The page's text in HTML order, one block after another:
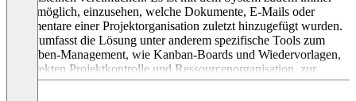
leicht möglich, einzusehen, welche Dokumente, E-Mails oder
Kommentare einer Projektorganisation zuletzt hinzugefügt wurden.
Dafür umfasst die Lösung unter anderem spezifische Tools zum
Aufgaben-Management, wie Kanban-Boards und Wiedervorlagen,
zur direkten Projektkontrolle und Ressourcenorganisation, zur
Zeiterfassung, zur Budgetierung und zum Rechtsmanagement.